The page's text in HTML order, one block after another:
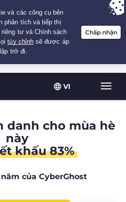
VI
đổi
for 2.1666666666667-years at $
/month
danh cho mùa hè
này
khấu 83%
của CyberGhost